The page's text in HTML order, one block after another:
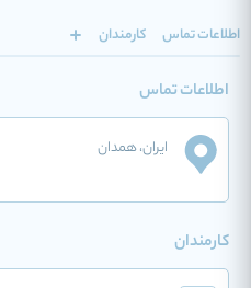
اطلاعات تماس کارمندان
اطلاعات تماس
ایران، همدان
کارمندان